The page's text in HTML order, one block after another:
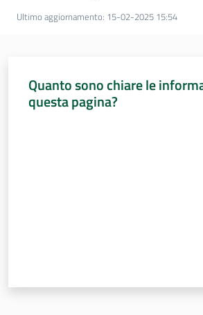
Per i cittadini
Ultimo aggiornamento: 15-02-2025 15:54
Quanto sono chiare le
questa pagina?